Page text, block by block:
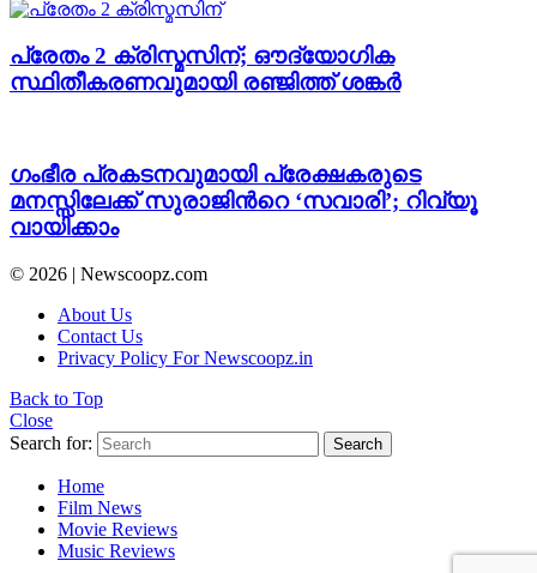
പ്രേതം 2 ക്രിസ്മസിന്; ഔദ്യോഗിക
സ്ഥിതീകരണവുമായി രഞ്ജിത്ത് ശങ്കർ
ഗംഭീര പ്രകടനവുമായി പ്രേക്ഷകരുടെ
മനസ്സിലേക്ക് സുരാജിന്‍റെ ‘സവാരി’; റിവ്യൂ
വായിക്കാം
© 2026 | Newscoopz.com
About Us
Contact Us
Privacy Policy For Newscoopz.in
Back to Top
Close
Search for:
Search
Home
Film News
Movie Reviews
Music Reviews